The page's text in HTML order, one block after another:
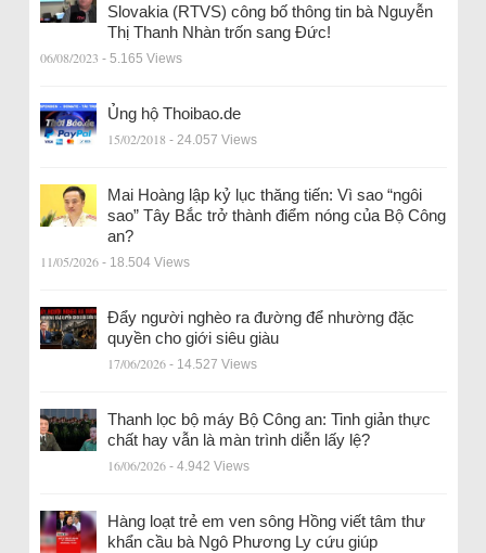
Slovakia (RTVS) công bố thông tin bà Nguyễn
Thị Thanh Nhàn trốn sang Đức!
06/08/2023 - 5.165 Views
Ủng hộ Thoibao.de
15/02/2018 - 24.057 Views
Mai Hoàng lập kỷ lục thăng tiến: Vì sao “ngôi
sao” Tây Bắc trở thành điểm nóng của Bộ Công
an?
11/05/2026 - 18.504 Views
Đẩy người nghèo ra đường để nhường đặc
quyền cho giới siêu giàu
17/06/2026 - 14.527 Views
Thanh lọc bộ máy Bộ Công an: Tinh giản thực
chất hay vẫn là màn trình diễn lấy lệ?
16/06/2026 - 4.942 Views
Hàng loạt trẻ em ven sông Hồng viết tâm thư
khẩn cầu bà Ngô Phương Ly cứu giúp